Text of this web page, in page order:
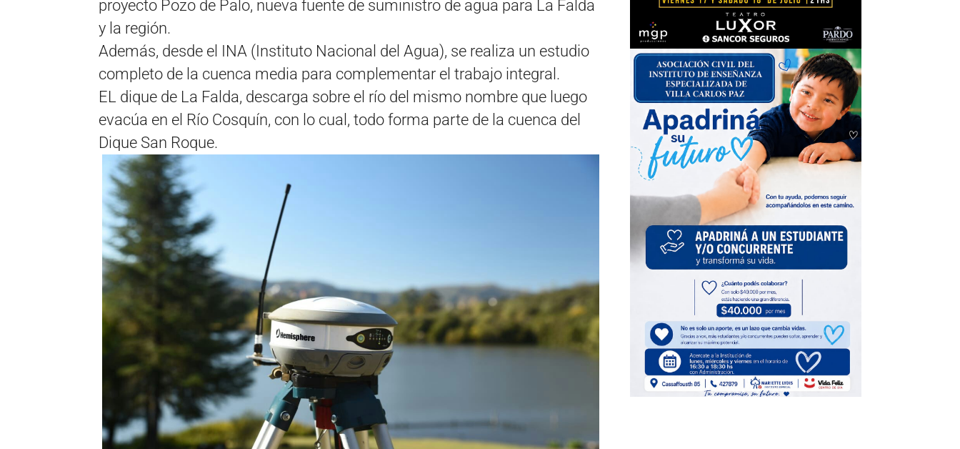
proyecto Pozo de Palo, nueva fuente de suministro de agua para La Falda
y la región.
Además, desde el INA (Instituto Nacional del Agua), se realiza un estudio
completo de la cuenca media para complementar el trabajo integral.
EL dique de La Falda, descarga sobre el río del mismo nombre que luego
evacúa en el Río Cosquín, con lo cual, todo forma parte de la cuenca del
Dique San Roque.